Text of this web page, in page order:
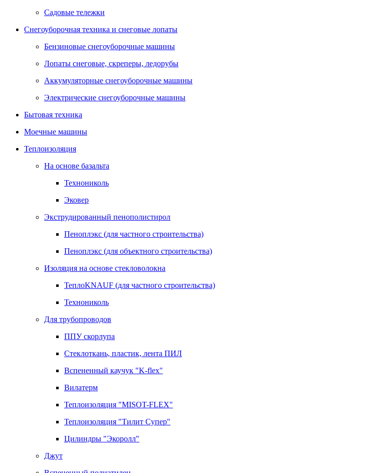
Садовые тележки
Снегоуборочная техника и снеговые лопаты
Бензиновые снегоуборочные машины
Лопаты снеговые, скреперы, ледорубы
Аккумуляторные снегоуборочные машины
Электрические снегоуборочные машины
Бытовая техника
Моечные машины
Теплоизоляция
На основе базальта
Технониколь
Эковер
Экструдированный пенополистирол
Пеноплэкс (для частного строительства)
Пеноплэкс (для объектного строительства)
Изоляция на основе стекловолокна
ТеплоKNAUF (для частного строительства)
Технониколь
Для трубопроводов
ППУ скорлупа
Стеклоткань, пластик, лента ПИЛ
Вспененный каучук "K-flex"
Вилатерм
Теплоизоляция "MISOT-FLEX"
Теплоизоляция "Тилит Супер"
Цилиндры "Экоролл"
Джут